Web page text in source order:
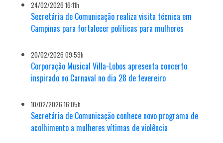
24/02/2026 16:11h
Secretária de Comunicação realiza visita técnica em
Campinas para fortalecer políticas para mulheres
20/02/2026 09:59h
Corporação Musical Villa-Lobos apresenta concerto
inspirado no Carnaval no dia 28 de fevereiro
10/02/2026 16:05h
Secretária de Comunicação conhece novo programa de
acolhimento a mulheres vítimas de violência